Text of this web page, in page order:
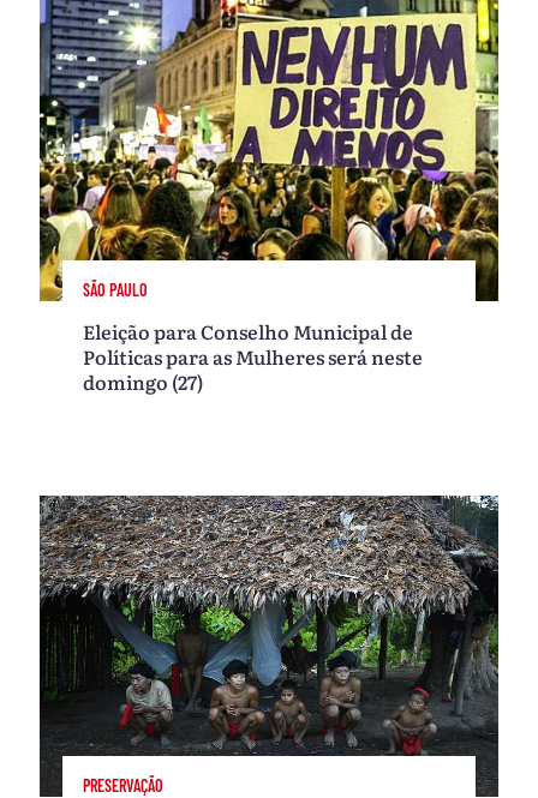
SÃO PAULO
Eleição para Conselho Municipal de
Políticas para as Mulheres será neste
domingo (27)
PRESERVAÇÃO